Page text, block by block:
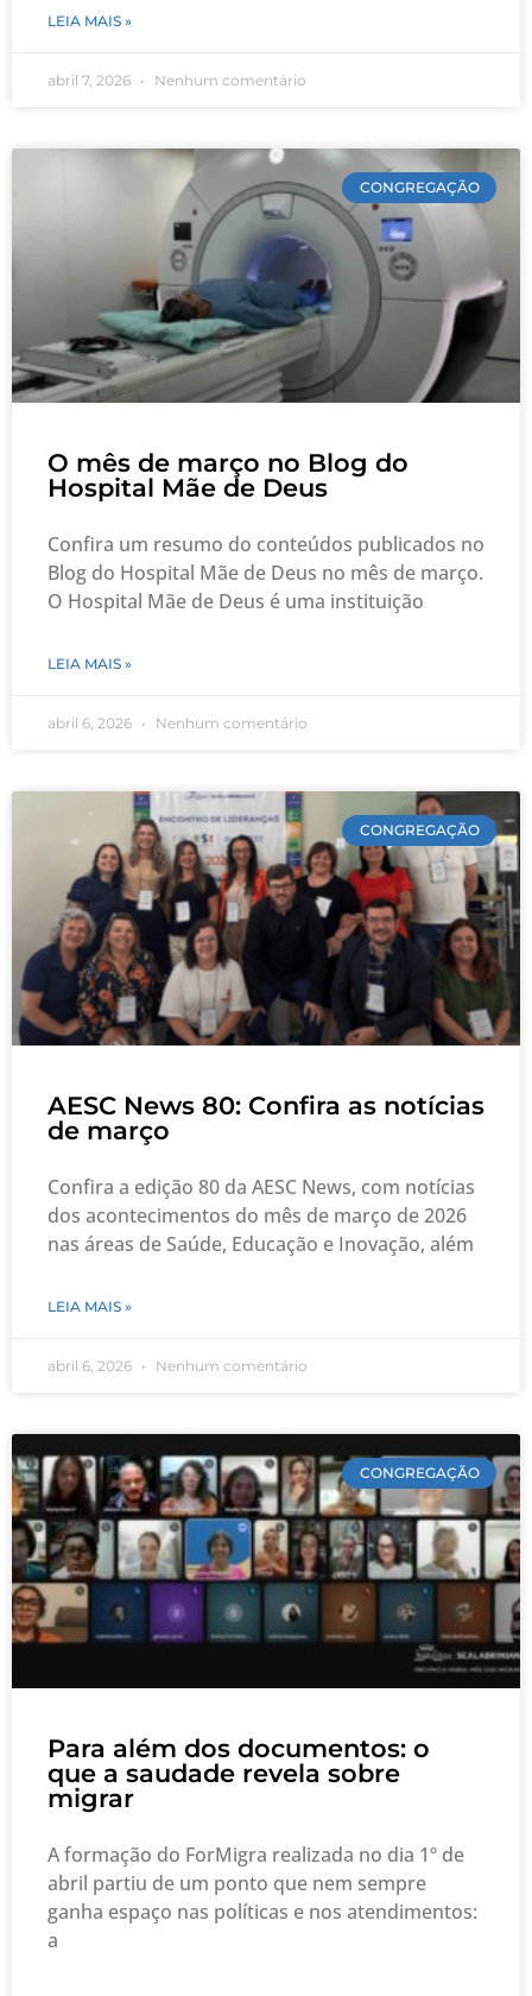
LEIA MAIS »
abril 7, 2026 Nenhum comentário
CONGREGAÇÃO
O mês de março no Blog do
Hospital Mãe de Deus
Confira um resumo do conteúdos publicados no
Blog do Hospital Mãe de Deus no mês de março.
O Hospital Mãe de Deus é uma instituição
LEIA MAIS »
abril 6, 2026 Nenhum comentário
CONGREGAÇÃO
AESC News 80: Confira as notícias
de março
Confira a edição 80 da AESC News, com notícias
dos acontecimentos do mês de março de 2026
nas áreas de Saúde, Educação e Inovação, além
LEIA MAIS »
abril 6, 2026 Nenhum comentário
CONGREGAÇÃO
Para além dos documentos: o
que a saudade revela sobre
migrar
A formação do ForMigra realizada no dia 1º de
abril partiu de um ponto que nem sempre
ganha espaço nas políticas e nos atendimentos:
a